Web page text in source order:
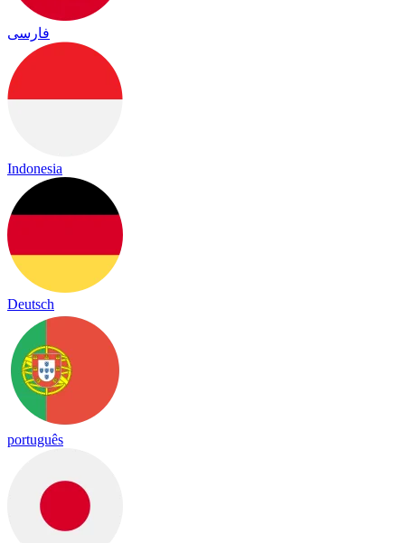
فارسی
Indonesia
Deutsch
português